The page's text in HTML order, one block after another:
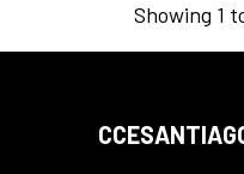
Showing 1